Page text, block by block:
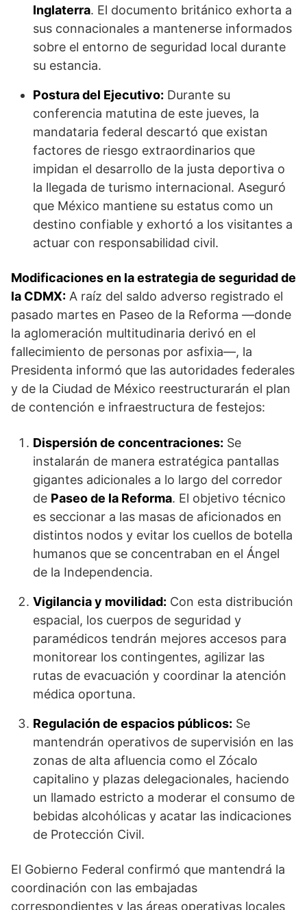
Inglaterra. El documento británico exhorta a
sus connacionales a mantenerse informados
sobre el entorno de seguridad local durante
su estancia.
Postura del Ejecutivo: Durante su
conferencia matutina de este jueves, la
mandataria federal descartó que existan
factores de riesgo extraordinarios que
impidan el desarrollo de la justa deportiva o
la llegada de turismo internacional. Aseguró
que México mantiene su estatus como un
destino confiable y exhortó a los visitantes a
actuar con responsabilidad civil.
Modificaciones en la estrategia de seguridad de
la CDMX: A raíz del saldo adverso registrado el
pasado martes en Paseo de la Reforma —donde
la aglomeración multitudinaria derivó en el
fallecimiento de personas por asfixia—, la
Presidenta informó que las autoridades federales
y de la Ciudad de México reestructurarán el plan
de contención e infraestructura de festejos:
Dispersión de concentraciones: Se
instalarán de manera estratégica pantallas
gigantes adicionales a lo largo del corredor
de Paseo de la Reforma. El objetivo técnico
es seccionar a las masas de aficionados en
distintos nodos y evitar los cuellos de botella
humanos que se concentraban en el Ángel
de la Independencia.
Vigilancia y movilidad: Con esta distribución
espacial, los cuerpos de seguridad y
paramédicos tendrán mejores accesos para
monitorear los contingentes, agilizar las
rutas de evacuación y coordinar la atención
médica oportuna.
Regulación de espacios públicos: Se
mantendrán operativos de supervisión en las
zonas de alta afluencia como el Zócalo
capitalino y plazas delegacionales, haciendo
un llamado estricto a moderar el consumo de
bebidas alcohólicas y acatar las indicaciones
de Protección Civil.
El Gobierno Federal confirmó que mantendrá la
coordinación con las embajadas
correspondientes y las áreas operativas locales